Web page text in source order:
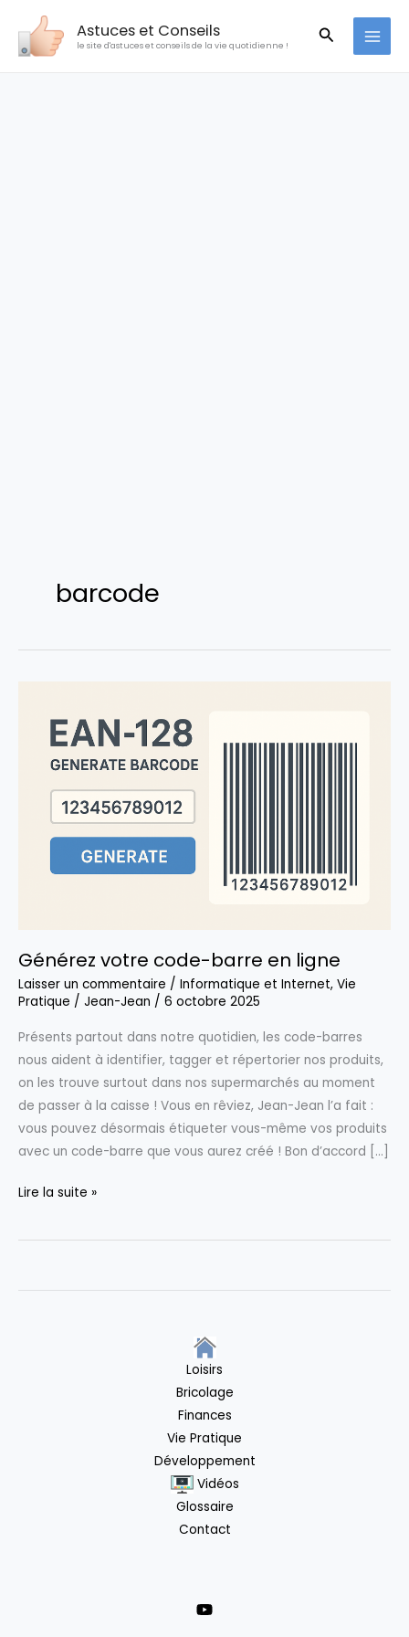
contenu
Astuces et Conseils
le site d'astuces et conseils de la vie quotidienne !
barcode
Générez votre code-barre en ligne
Laisser un commentaire / Informatique et Internet, Vie
Pratique / Jean-Jean / 6 octobre 2025
Présents partout dans notre quotidien, les code-barres
nous aident à identifier, tagger et répertorier nos produits,
on les trouve surtout dans nos supermarchés au moment
de passer à la caisse ! Vous en rêviez, Jean-Jean l’a fait :
vous pouvez désormais étiqueter vous-même vos produits
avec un code-barre que vous aurez créé ! Bon d’accord […]
Générez
code-
Lire la suite »
Loisirs
Bricolage
Finances
Vie Pratique
Développement
Vidéos
Glossaire
Contact